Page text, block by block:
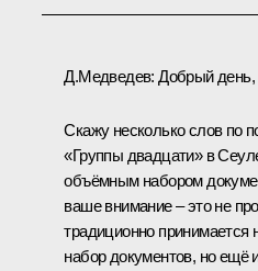
Д.Медведев: Добрый день,
Скажу несколько слов по
«Группы двадцати» в
объёмным набором
ваше внимание – это не
традиционно принимается
набор документов, но ещё